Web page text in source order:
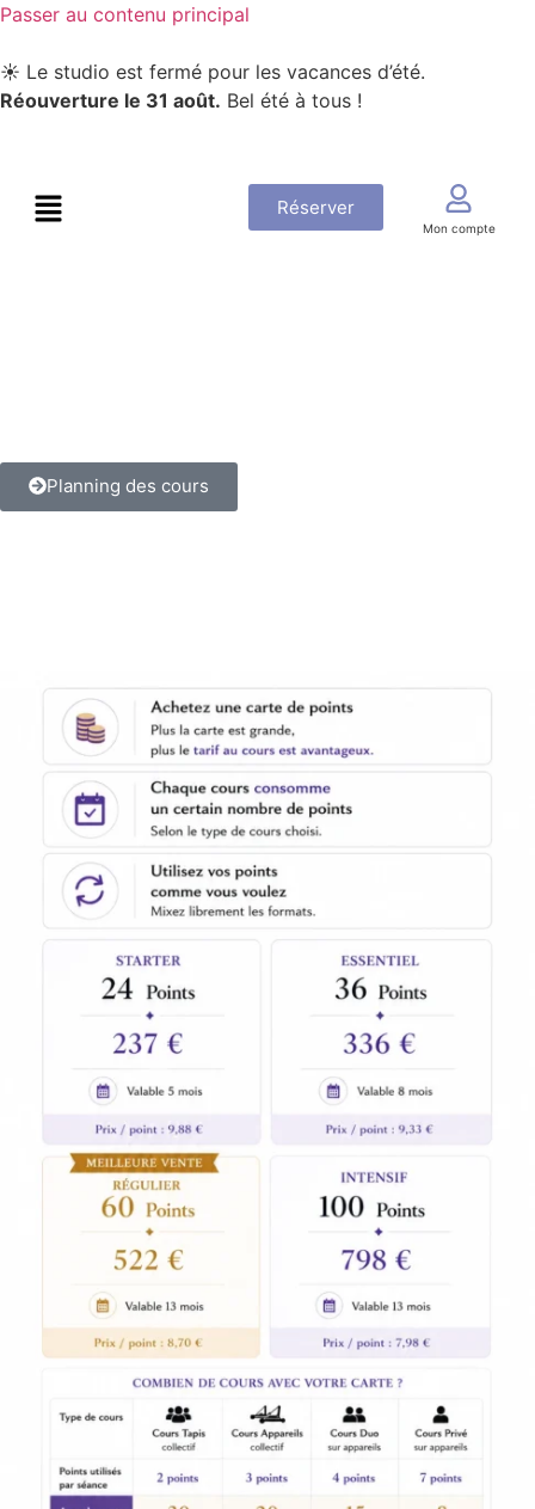
Passer au contenu principal
☀️ Le studio est fermé pour les vacances d’été.
Réouverture le 31 août. Bel été à tous !
Réserver
Mon compte
Planning des cours